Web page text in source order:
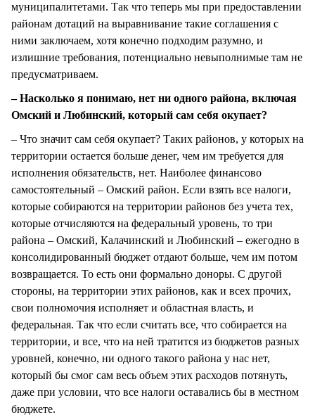
муниципалитетами. Так что теперь мы при предоставлении
районам дотаций на выравнивание такие соглашения с
ними заключаем, хотя конечно подходим разумно, и
излишние требования, потенциально невыполнимые там не
предусматриваем.
– Насколько я понимаю, нет ни одного района, включая
Омский и Любинский, который сам себя окупает?
– Что значит сам себя окупает? Таких районов, у которых на
территории остается больше денег, чем им требуется для
исполнения обязательств, нет. Наиболее финансово
самостоятельный – Омский район. Если взять все налоги,
которые собираются на территории районов без учета тех,
которые отчисляются на федеральный уровень, то три
района – Омский, Калачинский и Любинский – ежегодно в
консолидированный бюджет отдают больше, чем им потом
возвращается. То есть они формально доноры. С другой
стороны, на территории этих районов, как и всех прочих,
свои полномочия исполняет и областная власть, и
федеральная. Так что если считать все, что собирается на
территории, и все, что на ней тратится из бюджетов разных
уровней, конечно, ни одного такого района у нас нет,
который бы смог сам весь объем этих расходов потянуть,
даже при условии, что все налоги оставались бы в местном
бюджете.